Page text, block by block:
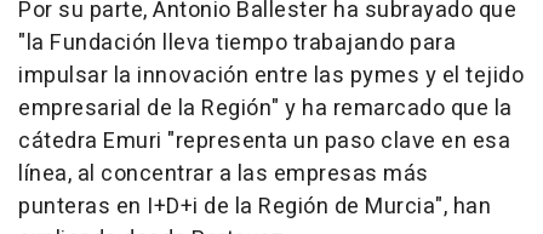
Por su parte, Antonio Ballester ha subrayado que
"la Fundación lleva tiempo trabajando para
impulsar la innovación entre las pymes y el tejido
empresarial de la Región" y ha remarcado que la
cátedra Emuri "representa un paso clave en esa
línea, al concentrar a las empresas más
punteras en I+D+i de la Región de Murcia", han